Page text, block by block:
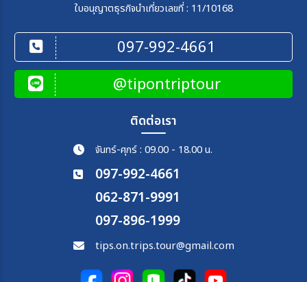
ใบอนุญาตธุรกิจนำเที่ยวเลขที่ : 11/10168
097-992-4661
@tipontriptour
ติดต่อเรา
จันทร์-ศุกร์ : 09.00 - 18.00 น.
097-992-4661
062-871-9991
097-896-1999
tips.on.trips.tour@gmail.com